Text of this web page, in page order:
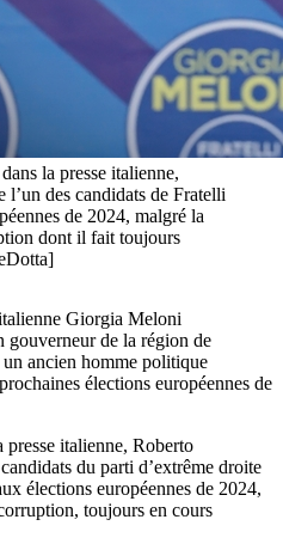
la presse italienne,
des candidats de Fratelli
de 2024, malgré la
dont il fait toujours
Giorgia Meloni
gouverneur de la région de
ancien homme politique
élections européennes de
presse italienne, Roberto
du parti d’extrême droite
élections européennes de 2024,
toujours en cours